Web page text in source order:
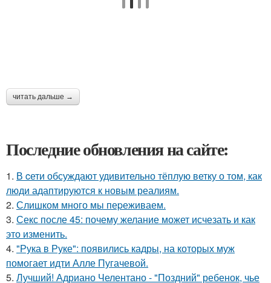
читать дальше →
Последние обновления на сайте:
1. В cети обсуждают удивительно тёплую ветку о том, как
люди адаптируются к новым реалиям.
2. Слишком много мы пеpеживаем.
3. Секс после 45: почему желание может исчезать и как
это изменить.
4. "Рука в Руке": появились кадры, на которых муж
помогает идти Алле Пугачевой.
5. Лучший! Адриано Челентано - "Поздний" ребенок, чье